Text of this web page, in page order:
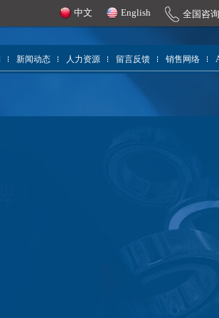
全国咨
English
中文
新闻动态 人力资源 留言反馈 销售网络